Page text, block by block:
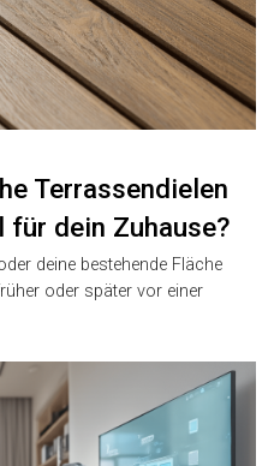
Terrassendielen
für dein Zuhause?
deine bestehende Fläche
oder später vor einer